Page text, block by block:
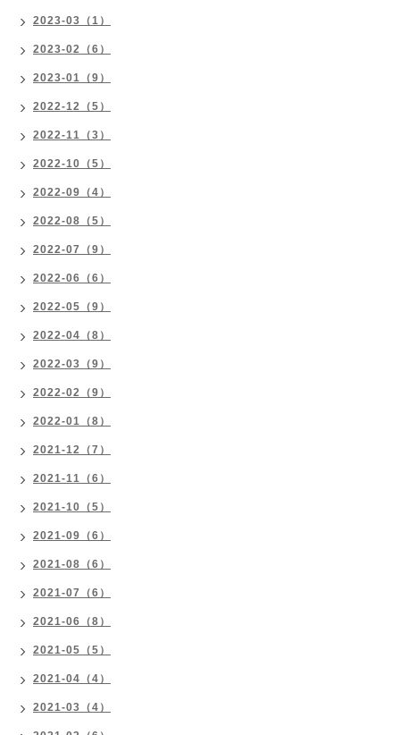
2023-03（1）
2023-02（6）
2023-01（9）
2022-12（5）
2022-11（3）
2022-10（5）
2022-09（4）
2022-08（5）
2022-07（9）
2022-06（6）
2022-05（9）
2022-04（8）
2022-03（9）
2022-02（9）
2022-01（8）
2021-12（7）
2021-11（6）
2021-10（5）
2021-09（6）
2021-08（6）
2021-07（6）
2021-06（8）
2021-05（5）
2021-04（4）
2021-03（4）